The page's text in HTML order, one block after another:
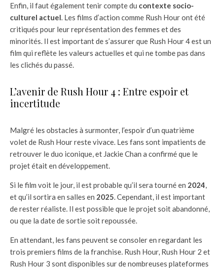
Enfin, il faut également tenir compte du contexte socio-
culturel actuel . Les films d’action comme Rush Hour ont été
critiqués pour leur représentation des femmes et des
minorités. Il est important de s’assurer que Rush Hour 4 est un
film qui reflète les valeurs actuelles et qui ne tombe pas dans
les clichés du passé.
L’avenir de Rush Hour 4 : Entre espoir et
incertitude
Malgré les obstacles à surmonter, l’espoir d’un quatrième
volet de Rush Hour reste vivace. Les fans sont impatients de
retrouver le duo iconique, et Jackie Chan a confirmé que le
projet était en développement.
Si le film voit le jour, il est probable qu’il sera tourné en 2024
et qu’il sortira en salles en 2025 . Cependant, il est important
de rester réaliste. Il est possible que le projet soit abandonné,
ou que la date de sortie soit repoussée.
En attendant, les fans peuvent se consoler en regardant les
trois premiers films de la franchise. Rush Hour, Rush Hour 2 et
Rush Hour 3 sont disponibles sur de nombreuses plateformes